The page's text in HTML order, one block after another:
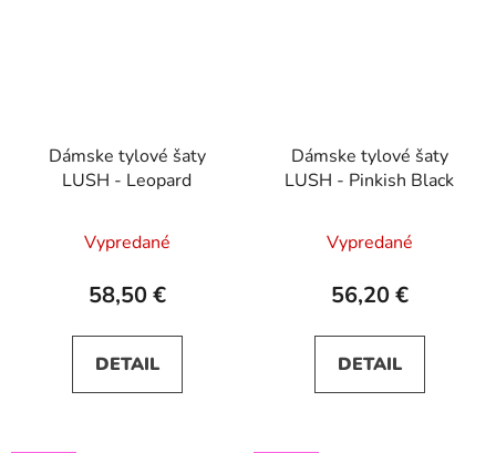
Dámske tylové šaty
LUSH - Leopard
Vypredané
58,50 €
DETAIL
Dámske tylové šaty
LUSH - Pinkish Black
Vypredané
56,20 €
DETAIL